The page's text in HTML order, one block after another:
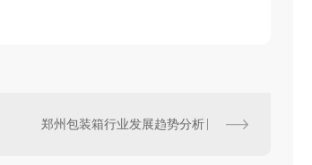
郑州包装箱行业发展趋势分析